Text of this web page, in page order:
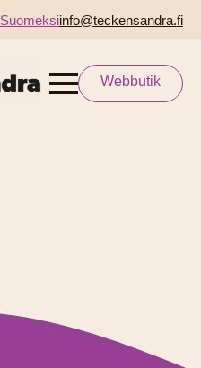
Suomeksiinfo@teckensandra.fi
Webbutik